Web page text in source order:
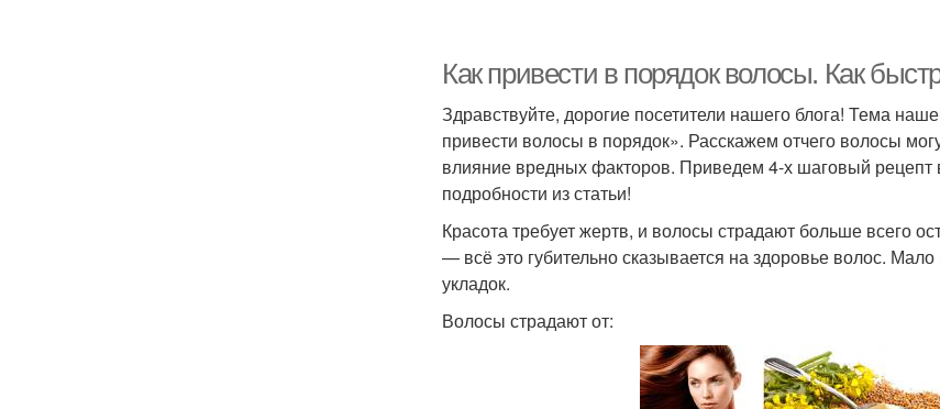
Как привести в порядок волосы. Как
Здравствуйте, дорогие посетители нашего блога! Тема
привести волосы в порядок». Расскажем отчего волосы
влияние вредных факторов. Приведем 4-х шаговый рецепт
подробности из статьи!
Красота требует жертв, и волосы страдают больше всего
— всё это губительно сказывается на здоровье волос.
укладок.
Волосы страдают от: